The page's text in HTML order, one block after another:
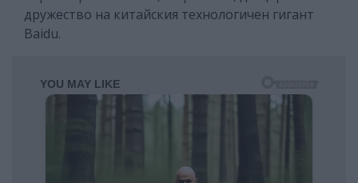
дружество на китайския технологичен гигант
Baidu.